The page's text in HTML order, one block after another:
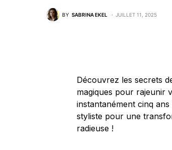
BY SABRINA EKEL JUILLET 11, 2025
Découvrez les secrets
magiques pour rajeunir
instantanément cinq
styliste pour une
radieuse !